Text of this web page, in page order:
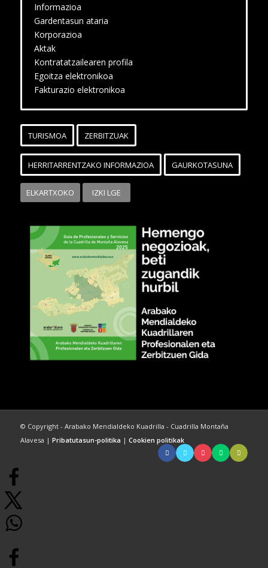
Informazioa
Gardentasun ataria
Korporazioa
Aktak
Kontratatzailearen profila
Egoitza elektronikoa
Fakturazio elektronikoa
TURISMOA ZERBITZUAK
HERRITARRENTZAKO INFORMAZIOA GAURKOTASUNA
ELKARTXOKO IZKI LGE
© Copyright - Arabako Mendialdeko Kuadrilla - Cuadrilla Montaña
Alavesa | Pribatutasun-politika | Cookien politikak